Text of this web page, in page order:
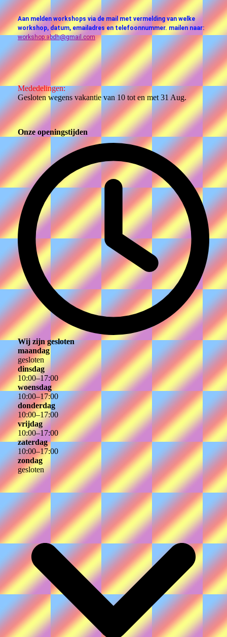
Aan melden workshops via de mail met vermelding van welke
workshop, datum, emailadres en telefoonnummer. mailen naar:
workshop.abdh@gmail.com
Mededelingen:
Gesloten wegens vakantie van 10 tot en met 31 Aug.
Onze openingstijden
Wij zijn gesloten
maandag
gesloten
dinsdag
10:00–17:00
woensdag
10:00–17:00
donderdag
10:00–17:00
vrijdag
10:00–17:00
zaterdag
10:00–17:00
zondag
gesloten